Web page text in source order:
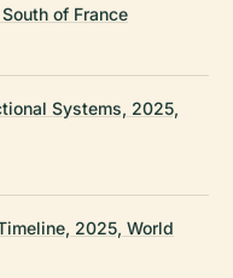
of France
Systems, 2025,
2025, World